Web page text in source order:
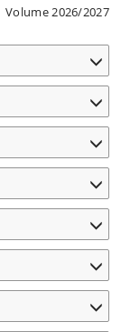
Volume 2026/2027